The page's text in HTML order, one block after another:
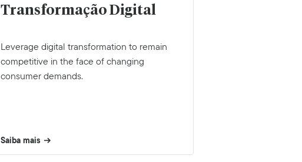
Transformação Digital
Leverage digital transformation to remain
competitive in the face of changing
consumer demands.
Saiba mais